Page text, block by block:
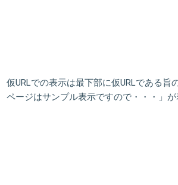
仮URLでの表示は最下部に仮URLである旨
ページはサンプル表示ですので・・・」が